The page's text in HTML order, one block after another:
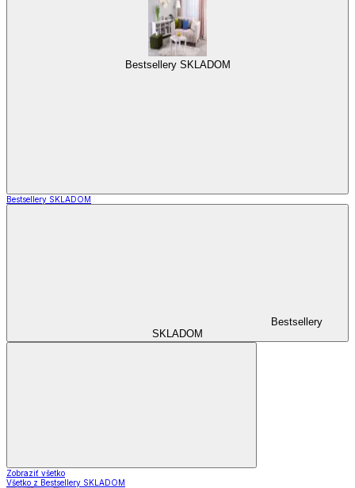
Bestsellery SKLADOM
Bestsellery SKLADOM
Bestsellery
SKLADOM
Zobraziť všetko
Všetko z Bestsellery SKLADOM